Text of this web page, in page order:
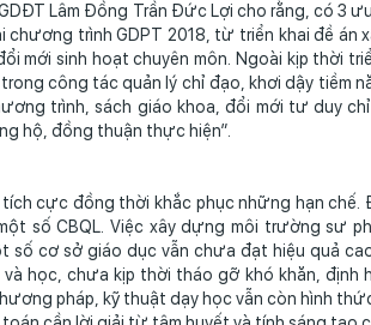
Lâm Đồng Trần Đức Lợi cho rằng, có 3
trình GDPT 2018, từ triển khai đề án
mới sinh hoạt chuyên môn. Ngoài kịp thời
công tác quản lý chỉ đạo, khơi dậy tiềm
trình, sách giáo khoa, đổi mới tư duy
hộ, đồng thuận thực hiện”.
cực đồng thời khắc phục những hạn chế.
số CBQL. Việc xây dựng môi trường sư
số cơ sở giáo dục vẫn chưa đạt hiệu quả
học, chưa kịp thời tháo gỡ khó khăn, định
pháp, kỹ thuật dạy học vẫn còn hình